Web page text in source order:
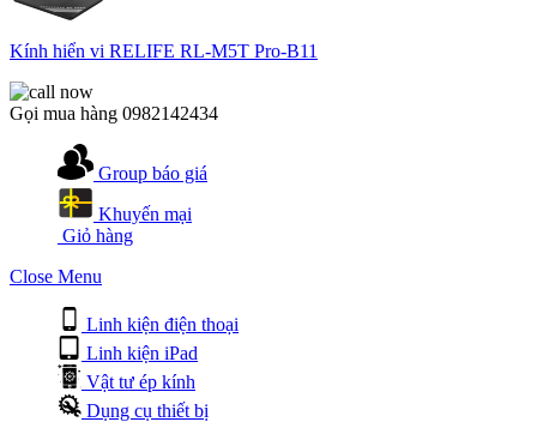
Kính hiển vi RELIFE RL-M5T Pro-B11
Gọi mua hàng 0982142434
Group báo giá
Khuyến mại
Giỏ hàng
Close Menu
Linh kiện điện thoại
Linh kiện iPad
Vật tư ép kính
Dụng cụ thiết bị